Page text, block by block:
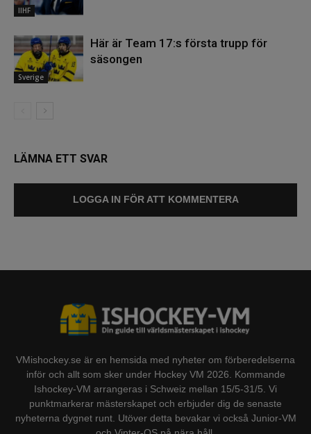
IIHF
Sverige
Här är Team 17:s första trupp för
säsongen
LÄMNA ETT SVAR
LOGGA IN FÖR ATT KOMMENTERA
VMishockey.se är en hemsida med nyheter om förberedelserna
inför och allt som sker under Hockey VM 2026. Kommande
Ishockey-VM arrangeras i Schweiz mellan 15/5-31/5. Vi
punktmarkerar mästerskapet och erbjuder dig de senaste
nyheterna dygnet runt. Utöver detta bevakar vi också Junior-VM